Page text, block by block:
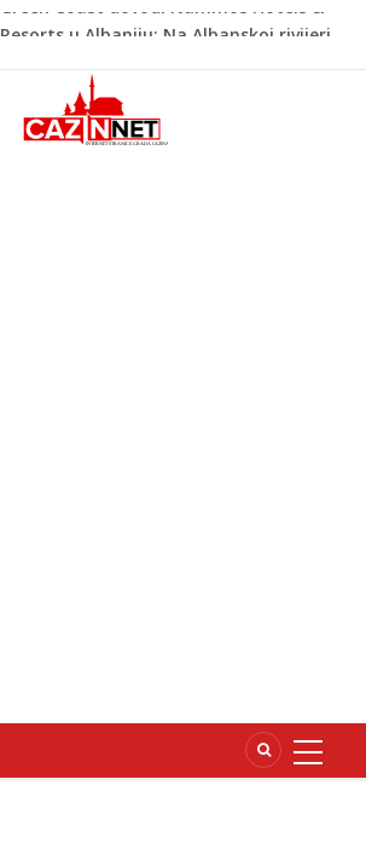
Viktor Orban snimljen u
Muzičari mu svirali na uho, on uživao u
Jutro donijelo velike gužve: Kolone na